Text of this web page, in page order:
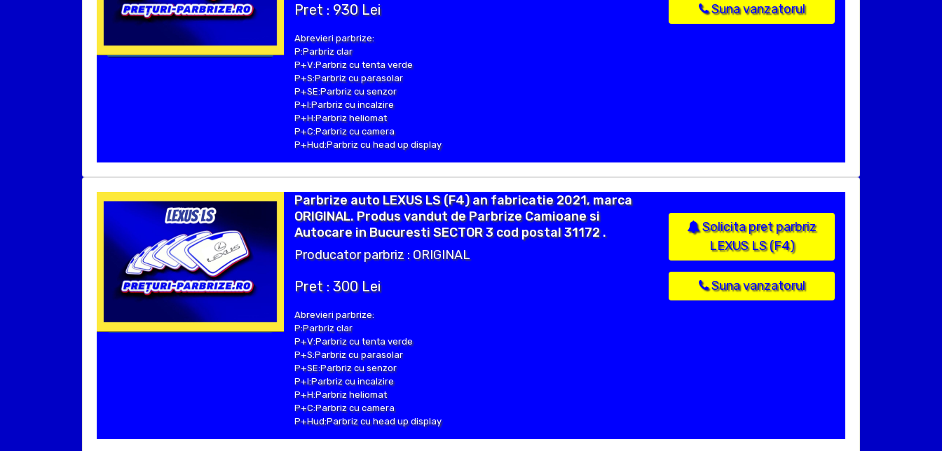
Pret : 930 Lei
Abrevieri parbrize:
P:Parbriz clar
P+V:Parbriz cu tenta verde
P+S:Parbriz cu parasolar
P+SE:Parbriz cu senzor
P+I:Parbriz cu incalzire
P+H:Parbriz heliomat
P+C:Parbriz cu camera
P+Hud:Parbriz cu head up display
Suna vanzatorul
Parbrize auto LEXUS LS (F4) an fabricatie 2021, marca
ORIGINAL. Produs vandut de Parbrize Camioane si
Autocare in Bucuresti SECTOR 3 cod postal 31172 .
Producator parbriz : ORIGINAL
Pret : 300 Lei
Abrevieri parbrize:
P:Parbriz clar
P+V:Parbriz cu tenta verde
P+S:Parbriz cu parasolar
P+SE:Parbriz cu senzor
P+I:Parbriz cu incalzire
P+H:Parbriz heliomat
P+C:Parbriz cu camera
P+Hud:Parbriz cu head up display
Solicita pret parbriz
LEXUS LS (F4)
Suna vanzatorul